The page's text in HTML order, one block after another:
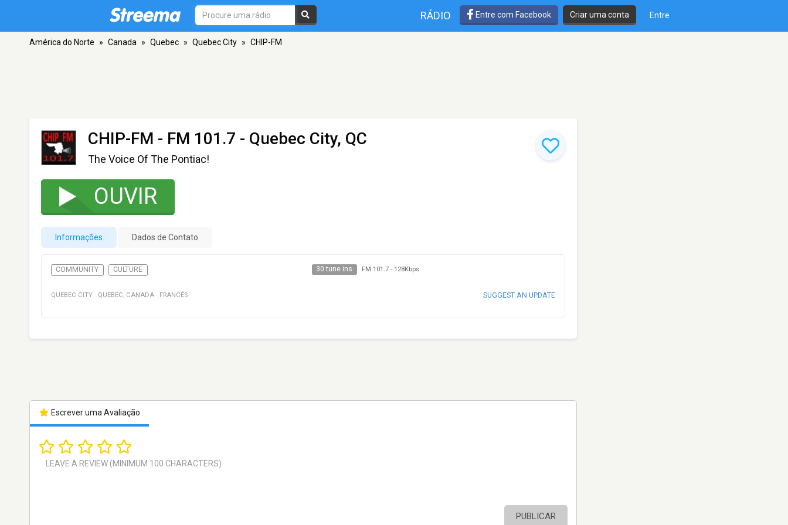
RÁDIO Entre com Facebook Criar uma conta Entre
América do Norte » Canada » Quebec » Quebec City » CHIP-FM
CHIP-FM - FM 101.7 - Quebec City, QC
The Voice Of The Pontiac!
OUVIR
Informações Dados de Contato
COMMUNITY CULTURE 30 tune ins FM 101.7- 128Kbps
QUEBEC CITY · QUEBEC, CANADA · FRANCÊS SUGGEST AN UPDATE
Escrever uma Avaliação
PUBLICAR